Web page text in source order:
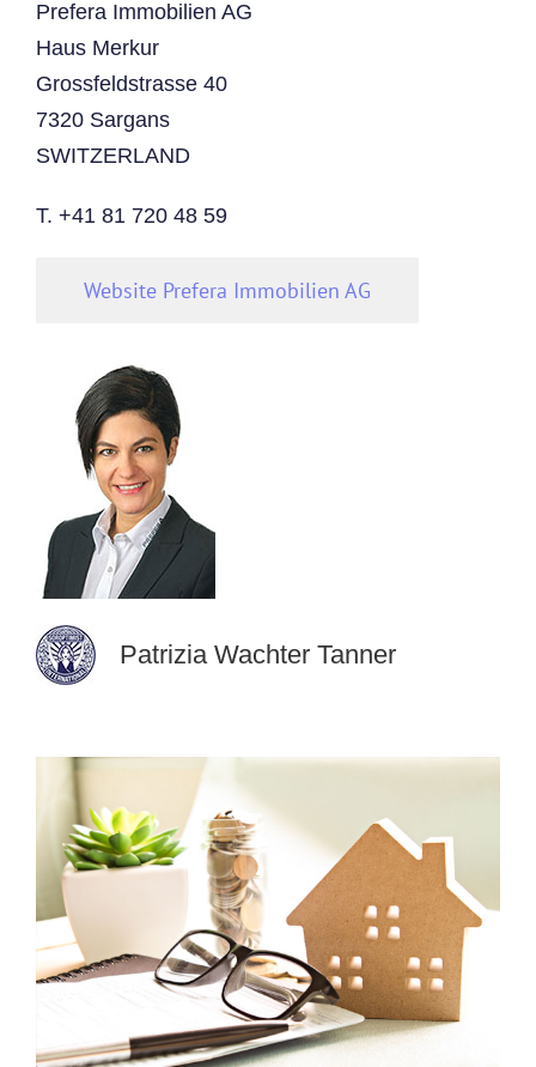
Prefera Immobilien AG
Haus Merkur
Grossfeldstrasse 40
7320 Sargans
SWITZERLAND
T. +41 81 720 48 59
Website Prefera Immobilien AG
Patrizia Wachter Tanner